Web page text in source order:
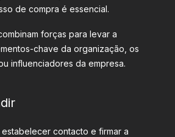
de compra é essencial.
forças para levar a
chave da organização, os
influenciadores da empresa.
contacto e firmar a